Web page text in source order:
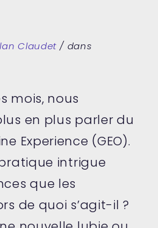
Claudet
dans
mois, nous
en plus parler du
Experience (GEO).
intrigue
que les
de quoi s’agit-il ?